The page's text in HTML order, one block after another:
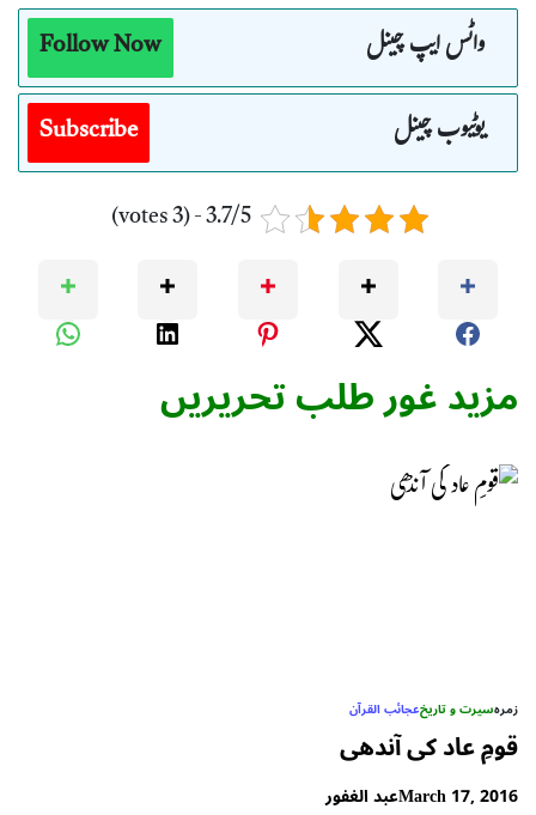
واٹس ایپ چینل
Follow Now
یوٹیوب چینل
Subscribe
3.7/5 - (3 votes)
مزید غور طلب تحریریں
زمرہسیرت و تاریخعجائب القرآن
قومِ عاد کی آندھی
March 17, 2016عبد الغفور